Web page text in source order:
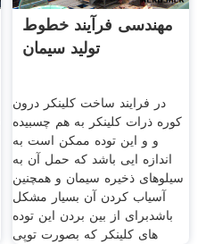
مهندسی فرآیند خطوط
تولید سیمان
در فرایند ساخت کلینکر درون
کوره ذرات کلینکر به هم چسبیده
و و این توده ممکن است به
اندازه ایی باشد که حمل آن به
سیلوهای ذخیره سیمان و همچنین
آسیاب کردن آن بسیار مشکل
باشدبرای از بین بردن این توده
های کلینکر که بصورت توپی